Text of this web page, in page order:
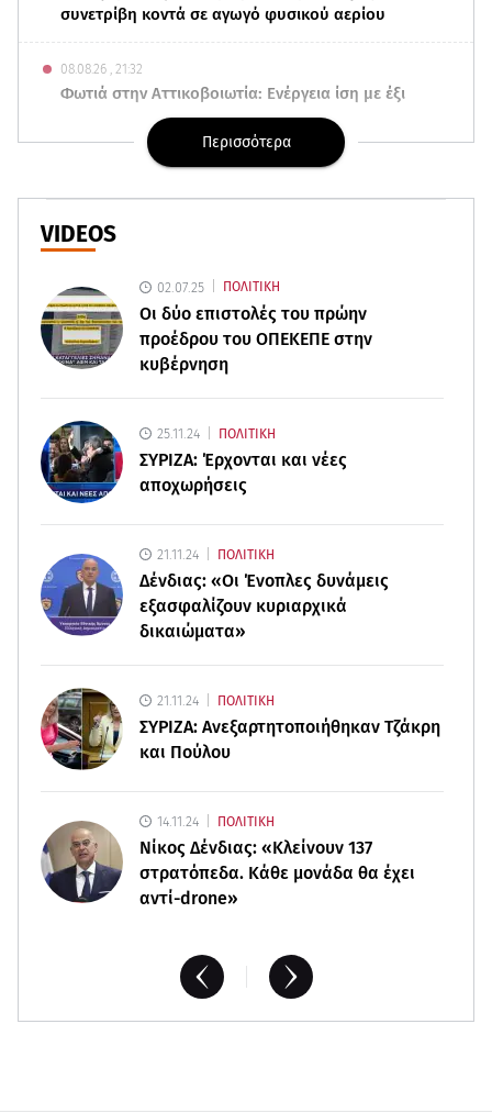
συνετρίβη κοντά σε αγωγό φυσικού αερίου
08.08.26 , 21:32
Φωτιά στην Αττικοβοιωτία: Ενέργεια ίση με έξι
ατομικές βόμβες
«Ισλαμικό ΝΑΤΟ»: Πώς επηρεάζεται η Ελλάδα
Τραγωδία στην Πάρο: Νεκρό 4χρονο παιδί σε
πισίνα
BYD: Στην 91η θέση της λίστας Fortune Global
500 για το 2026
08.08.26 , 17:45
Εριέττα Κούρκουλου: Η συγκινητική ανάρτηση
για τα 33α γενέθλιά της
08.08.26 , 17:44
Νεκρή μεγαλόσωμη αρκούδα στην Καστοριά,
πιθανόν από πυροβολισμό
Τζο Μπάιντεν: Ο καρκίνος έχει εξαπλωθεί - Η
ανακοίνωση του γιου του
Περισσότερα
VIDEOS
02.07.25 ΠΟΛΙΤΙΚΗ
Οι δύο επιστολές του πρώην
προέδρου του ΟΠΕΚΕΠE στην
κυβέρνηση
25.11.24 ΠΟΛΙΤΙΚΗ
ΣΥΡΙΖΑ: Έρχονται και νέες
αποχωρήσεις
21.11.24 ΠΟΛΙΤΙΚΗ
Δένδιας: «Οι Ένοπλες δυνάμεις
εξασφαλίζουν κυριαρχικά
δικαιώματα»
21.11.24 ΠΟΛΙΤΙΚΗ
ΣΥΡΙΖΑ: Ανεξαρτητοποιήθηκαν Τζάκρη
και Πούλου
14.11.24 ΠΟΛΙΤΙΚΗ
Νίκος Δένδιας: «Κλείνουν 137
στρατόπεδα. Kάθε μονάδα θα έχει
αντί-drone»